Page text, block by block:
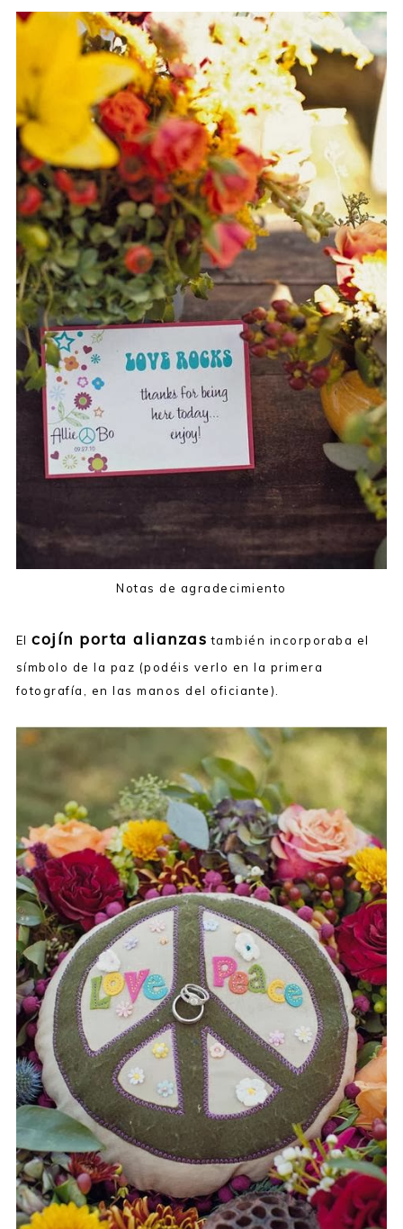
Notas de agradecimiento
Elcojín porta alianzas también incorporaba el
símbolo de la paz (podéis verlo en la primera
fotografía, en las manos del oficiante).